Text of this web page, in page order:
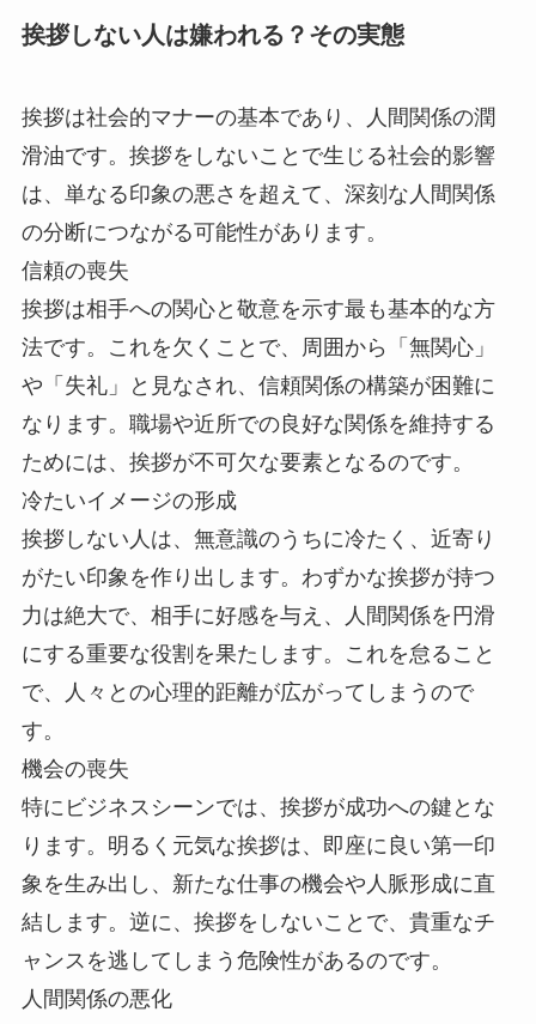
挨拶しない人は嫌われる？その実態
挨拶は社会的マナーの基本であり、人間関係の潤
滑油です。挨拶をしないことで生じる社会的影響
は、単なる印象の悪さを超えて、深刻な人間関係
の分断につながる可能性があります。
信頼の喪失
挨拶は相手への関心と敬意を示す最も基本的な方
法です。これを欠くことで、周囲から「無関心」
や「失礼」と見なされ、信頼関係の構築が困難に
なります。職場や近所での良好な関係を維持する
ためには、挨拶が不可欠な要素となるのです。
冷たいイメージの形成
挨拶しない人は、無意識のうちに冷たく、近寄り
がたい印象を作り出します。わずかな挨拶が持つ
力は絶大で、相手に好感を与え、人間関係を円滑
にする重要な役割を果たします。これを怠ること
で、人々との心理的距離が広がってしまうので
す。
機会の喪失
特にビジネスシーンでは、挨拶が成功への鍵とな
ります。明るく元気な挨拶は、即座に良い第一印
象を生み出し、新たな仕事の機会や人脈形成に直
結します。逆に、挨拶をしないことで、貴重なチ
ャンスを逃してしまう危険性があるのです。
人間関係の悪化